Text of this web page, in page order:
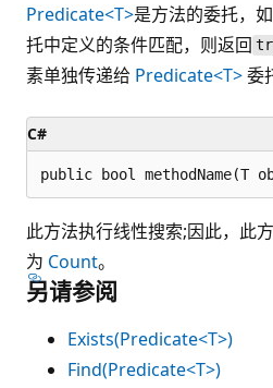
Predicate<T>是方法的委托，
托中定义的条件匹配，则返回
素单独传递给 Predicate<T>委
C#
此方法执行线性搜索;因此，此
为 Count。
另请参阅
Exists(Predicate<T>)
Find(Predicate<T>)